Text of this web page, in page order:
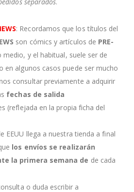
: Recordamos que los títulos del
son cómics y artículos de PRE-
medio, y el habitual, suele ser de
en algunos casos puede ser mucho
consultar previamente a adquirir
fechas de salida
(reflejada en la propia ficha del
EEUU llega a nuestra tienda a final
los envíos se realizarán
la primera semana de de cada
o duda escribir a